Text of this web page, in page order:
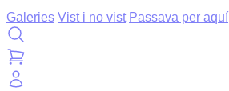
Galeries Vist i no vist Passava per aquí